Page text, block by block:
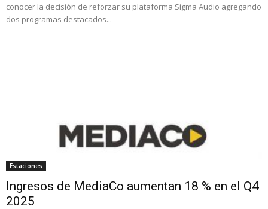
conocer la decisión de reforzar su plataforma Sigma Audio agregando
dos programas destacados...
Estaciones
Ingresos de MediaCo aumentan 18 % en el Q4
2025